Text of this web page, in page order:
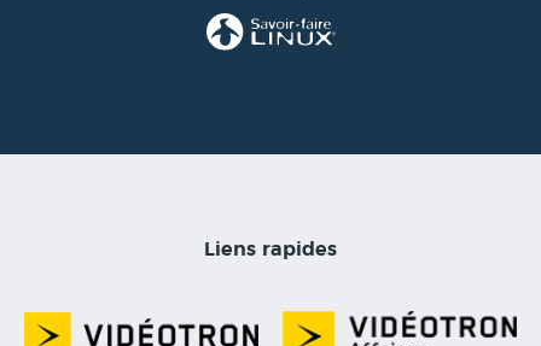
Liens rapides